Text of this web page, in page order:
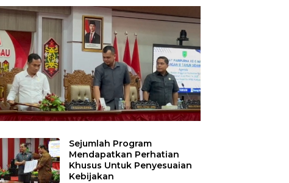
Sejumlah Program
Mendapatkan Perhatian
Khusus Untuk Penyesuaian
Kebijakan